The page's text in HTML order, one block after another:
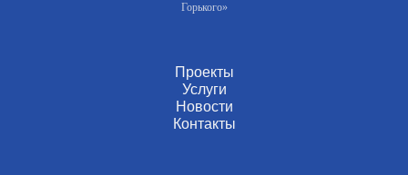
Горького»
Проекты
Услуги
Новости
Контакты